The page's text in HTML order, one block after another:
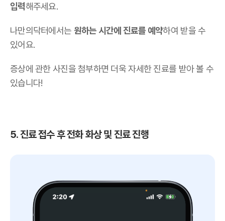
입력해주세요.
나만의닥터에서는 원하는 시간에 진료를 예약하여 받을 수
있어요.
증상에 관한 사진을 첨부하면 더욱 자세한 진료를 받아 볼 수
있습니다!
5. 진료 접수 후 전화 화상 및 진료 진행